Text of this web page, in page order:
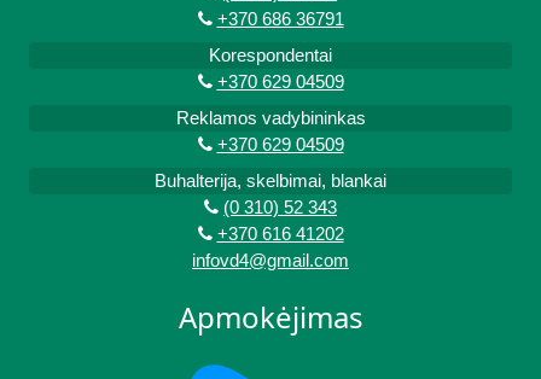
+370 686 36791
Korespondentai
+370 629 04509
Reklamos vadybininkas
+370 629 04509
Buhalterija, skelbimai, blankai
(0 310) 52 343
+370 616 41202
infovd4@gmail.com
Apmokėjimas